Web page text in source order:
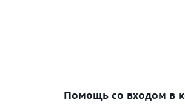
Помощь со входом в